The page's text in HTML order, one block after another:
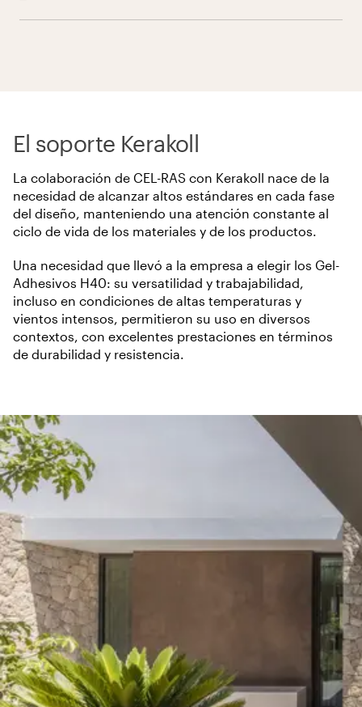
El soporte Kerakoll
La colaboración de CEL-RAS con Kerakoll nace de la
necesidad de alcanzar altos estándares en cada fase
del diseño, manteniendo una atención constante al
ciclo de vida de los materiales y de los productos.
Una necesidad que llevó a la empresa a elegir los Gel-
Adhesivos H40: su versatilidad y trabajabilidad,
incluso en condiciones de altas temperaturas y
vientos intensos, permitieron su uso en diversos
contextos, con excelentes prestaciones en términos
de durabilidad y resistencia.